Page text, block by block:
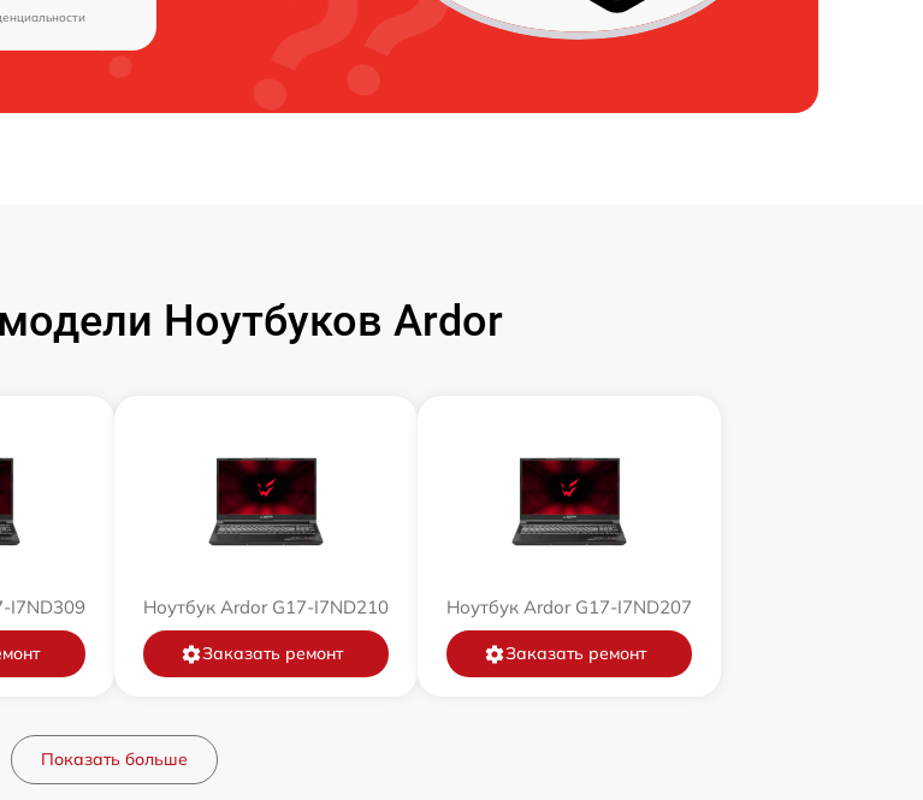
Ноутбуков Ardor
I7ND309 Ноутбук Ardor G17-I7ND210
Заказать ремонт
Ноутбук Ardor G17-I7ND207
Заказать ремонт
Показать больше